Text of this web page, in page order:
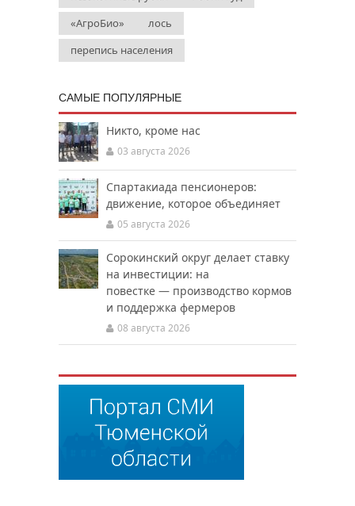
«АгроБио»
лось
перепись населения
САМЫЕ ПОПУЛЯРНЫЕ
Никто, кроме нас
03 августа 2026
Спартакиада пенсионеров:
движение, которое объединяет
05 августа 2026
Сорокинский округ делает ставку
на инвестиции: на
повестке — производство кормов
и поддержка фермеров
08 августа 2026